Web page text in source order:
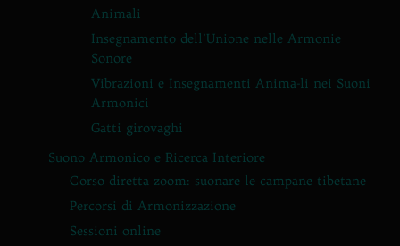
Animali
Insegnamento dell’Unione nelle Armonie
Sonore
Vibrazioni e Insegnamenti Anima-li nei Suoni
Armonici
Gatti girovaghi
Suono Armonico e Ricerca Interiore
Corso diretta zoom: suonare le campane tibetane
Percorsi di Armonizzazione
Sessioni online